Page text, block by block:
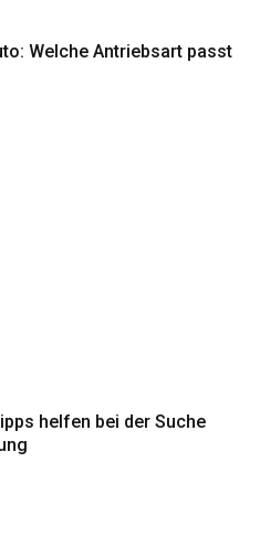
Welche Antriebsart passt
helfen bei der Suche